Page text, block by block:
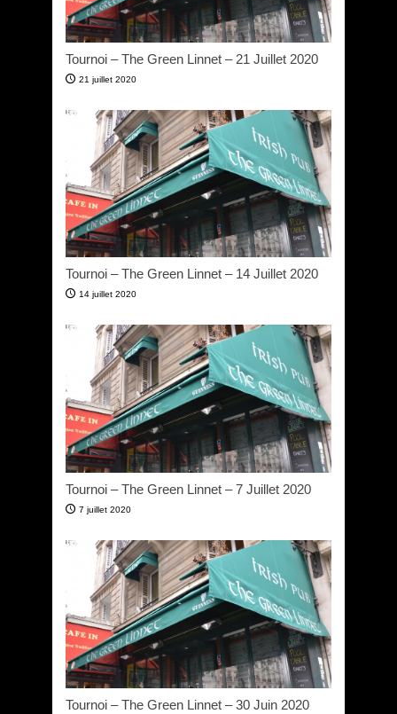
Tournoi – The Green Linnet – 21 Juillet 2020
21 juillet 2020
Tournoi – The Green Linnet – 14 Juillet 2020
14 juillet 2020
Tournoi – The Green Linnet – 7 Juillet 2020
7 juillet 2020
Tournoi – The Green Linnet – 30 Juin 2020